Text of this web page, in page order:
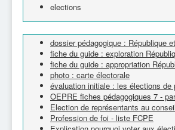
elections
dossier pédagogique : République
fiche du guide : exploration
fiche du guide : appropriation
photo : carte électorale
évaluation initiale : les élections de
OEPRE fiches pédagogiques 7 -
Election de représentants au
Profession de foi - liste FCPE